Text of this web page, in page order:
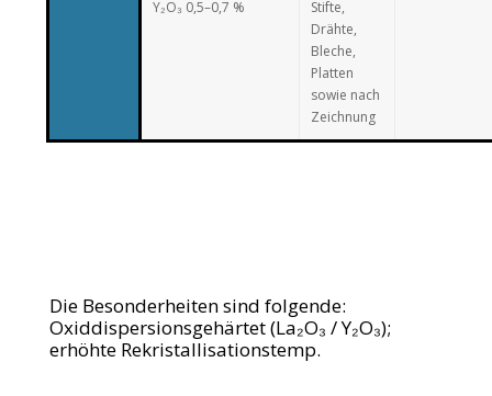
Y₂O₃ 0,5–0,7 %
Stifte,
Drähte,
Bleche,
Platten
sowie nach
Zeichnung
Die Besonderheiten sind folgende:
Oxiddispersionsgehärtet (La₂O₃ / Y₂O₃);
erhöhte Rekristallisationstemp.